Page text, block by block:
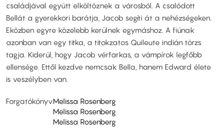
családjával együtt elköltöznek a városból. A csalódott
Bellát a gyerekkori barátja, Jacob segíti át a nehézségeken.
Eközben egyre közelebb kerülnek egymáshoz. A fiúnak
azonban van egy titka, a titokzatos Quileute indián törzs
tagja. Kiderül, hogy Jacob vérfarkas, a vámpírok legfőbb
ellensége. Ettől kezdve nemcsak Bella, hanem Edward élete
is veszélyben van.
ForgatókönyvMelissa Rosenberg
Melissa Rosenberg
Melissa Rosenberg